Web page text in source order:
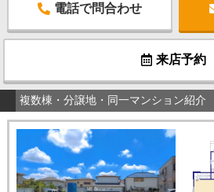
電話で問合わせ
来店予約
複数棟・分譲地・同一マンション紹介